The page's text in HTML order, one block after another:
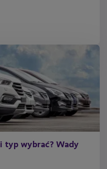
typ wybrać? Wady